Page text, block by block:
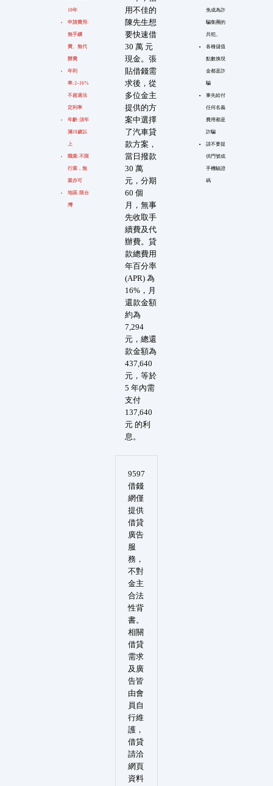
10年
申請費用:
無手續
費、無代
辦費
年利
率:2~16%
不超過法
定利率
年齡:須年
滿18歲以
上
職業:不限
行業，無
業亦可
地區:限台
灣
用不佳的
陳先生想
要快速借
30 萬 元
現金。張
貼借錢需
求後，從
多位金主
提供的方
案中選擇
了汽車貸
款方案，
當日撥款
30 萬
元，分期
60 個
月，無事
先收取手
續費及代
辦費。貸
款總費用
年百分率
(APR) 為
16%，月
還款金額
約為
7,294
元，總還
款金額為
437,640
元，等於
5 年內需
支付
137,640
元 的利
息。
免成為詐
騙集團的
共犯。
各種儲值
點數換現
金都是詐
騙
事先給付
任何名義
費用都是
詐騙
請不要提
供門號或
手機驗證
碼
9597
借錢
網僅
提供
借貸
廣告
服
務，
不對
金主
合法
性背
書。
相關
借貸
需求
及廣
告皆
由會
員自
行維
護，
借貸
請洽
網頁
資料